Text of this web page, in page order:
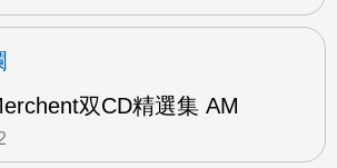
双CD精選集 AM